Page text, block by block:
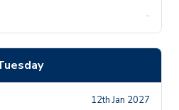
-
12th Jan 2027